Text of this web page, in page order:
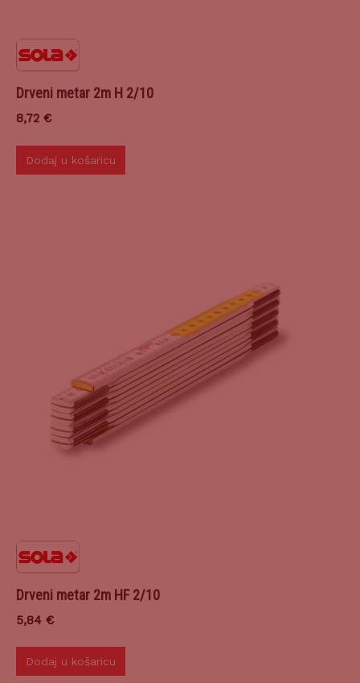
Drveni metar 2m H 2/10
8,72 €
Dodaj u košaricu
Drveni metar 2m HF 2/10
5,84 €
Dodaj u košaricu